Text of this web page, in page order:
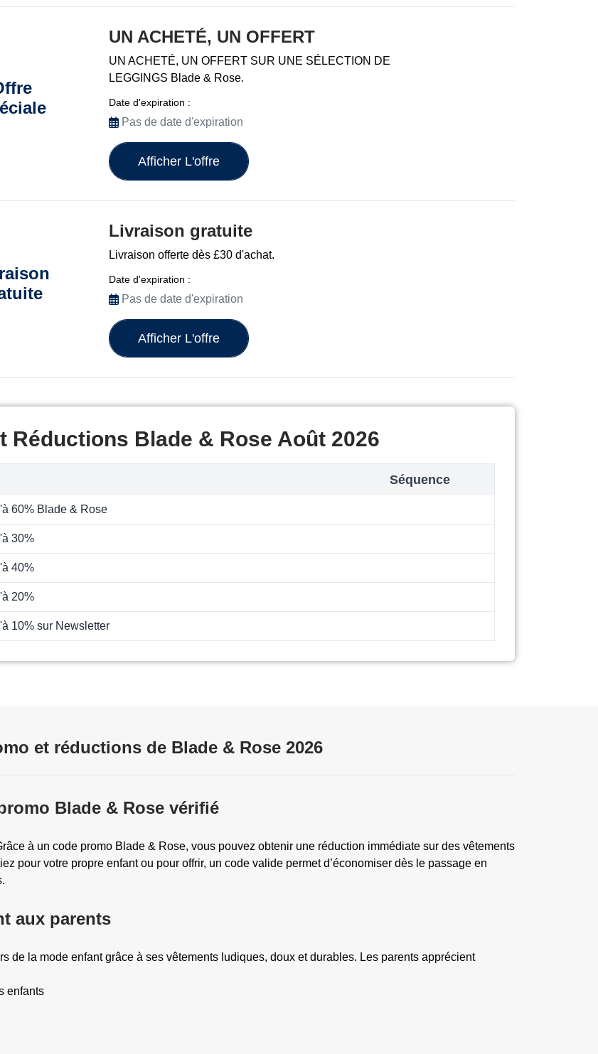
UN ACHETÉ, UN OFFERT
UN ACHETÉ, UN OFFERT SUR UNE SÉLECTION DE
LEGGINGS Blade & Rose.
Date d'expiration :
Pas de date d'expiration
Afficher L'offre
Livraison gratuite
Livraison offerte dès £30 d'achat.
Date d'expiration :
Pas de date d'expiration
Afficher L'offre
Réductions Blade & Rose Août 2026
Séquence
60% Blade & Rose
30%
40%
20%
10% sur Newsletter
et réductions de Blade & Rose 2026
Blade & Rose vérifié
à un code promo Blade & Rose, vous pouvez obtenir une réduction immédiate sur des vêtements
pour votre propre enfant ou pour offrir, un code valide permet d’économiser dès le passage en
aux parents
de la mode enfant grâce à ses vêtements ludiques, doux et durables. Les parents apprécient
enfants